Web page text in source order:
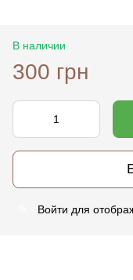
В наличии
300 грн
Войти для